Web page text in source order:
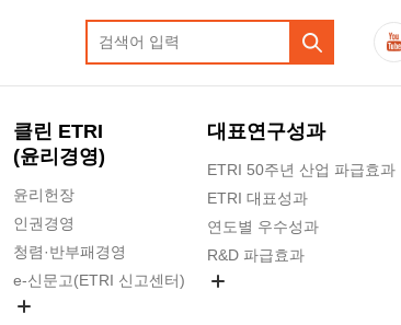
클린 ETRI
(윤리경영)
윤리헌장
인권경영
청렴·반부패경영
e-신문고(ETRI 신고센터)
대표연구성과
ETRI 50주년 산업 파급효과
ETRI 대표성과
연도별 우수성과
R&D 파급효과